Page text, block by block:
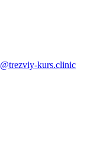
kurs.clinic